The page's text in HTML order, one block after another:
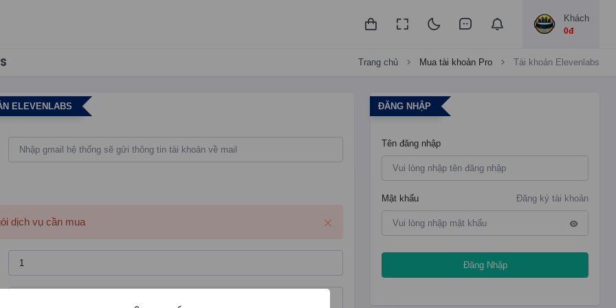
Khách
0đ
Trang chủ Mua tài khoản Pro Tài khoản Elevenlabs
ELEVENLABS
dịch vụ cần mua
ĐĂNG NHẬP
Tên đăng nhập
Đăng ký tài khoản
Mật khẩu
Đăng Nhập